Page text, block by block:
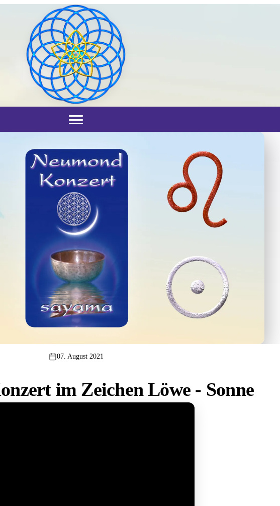
07. August 2021
im Zeichen Löwe - Sonne